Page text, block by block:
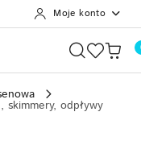
Moje konto
skimmery, odpływy